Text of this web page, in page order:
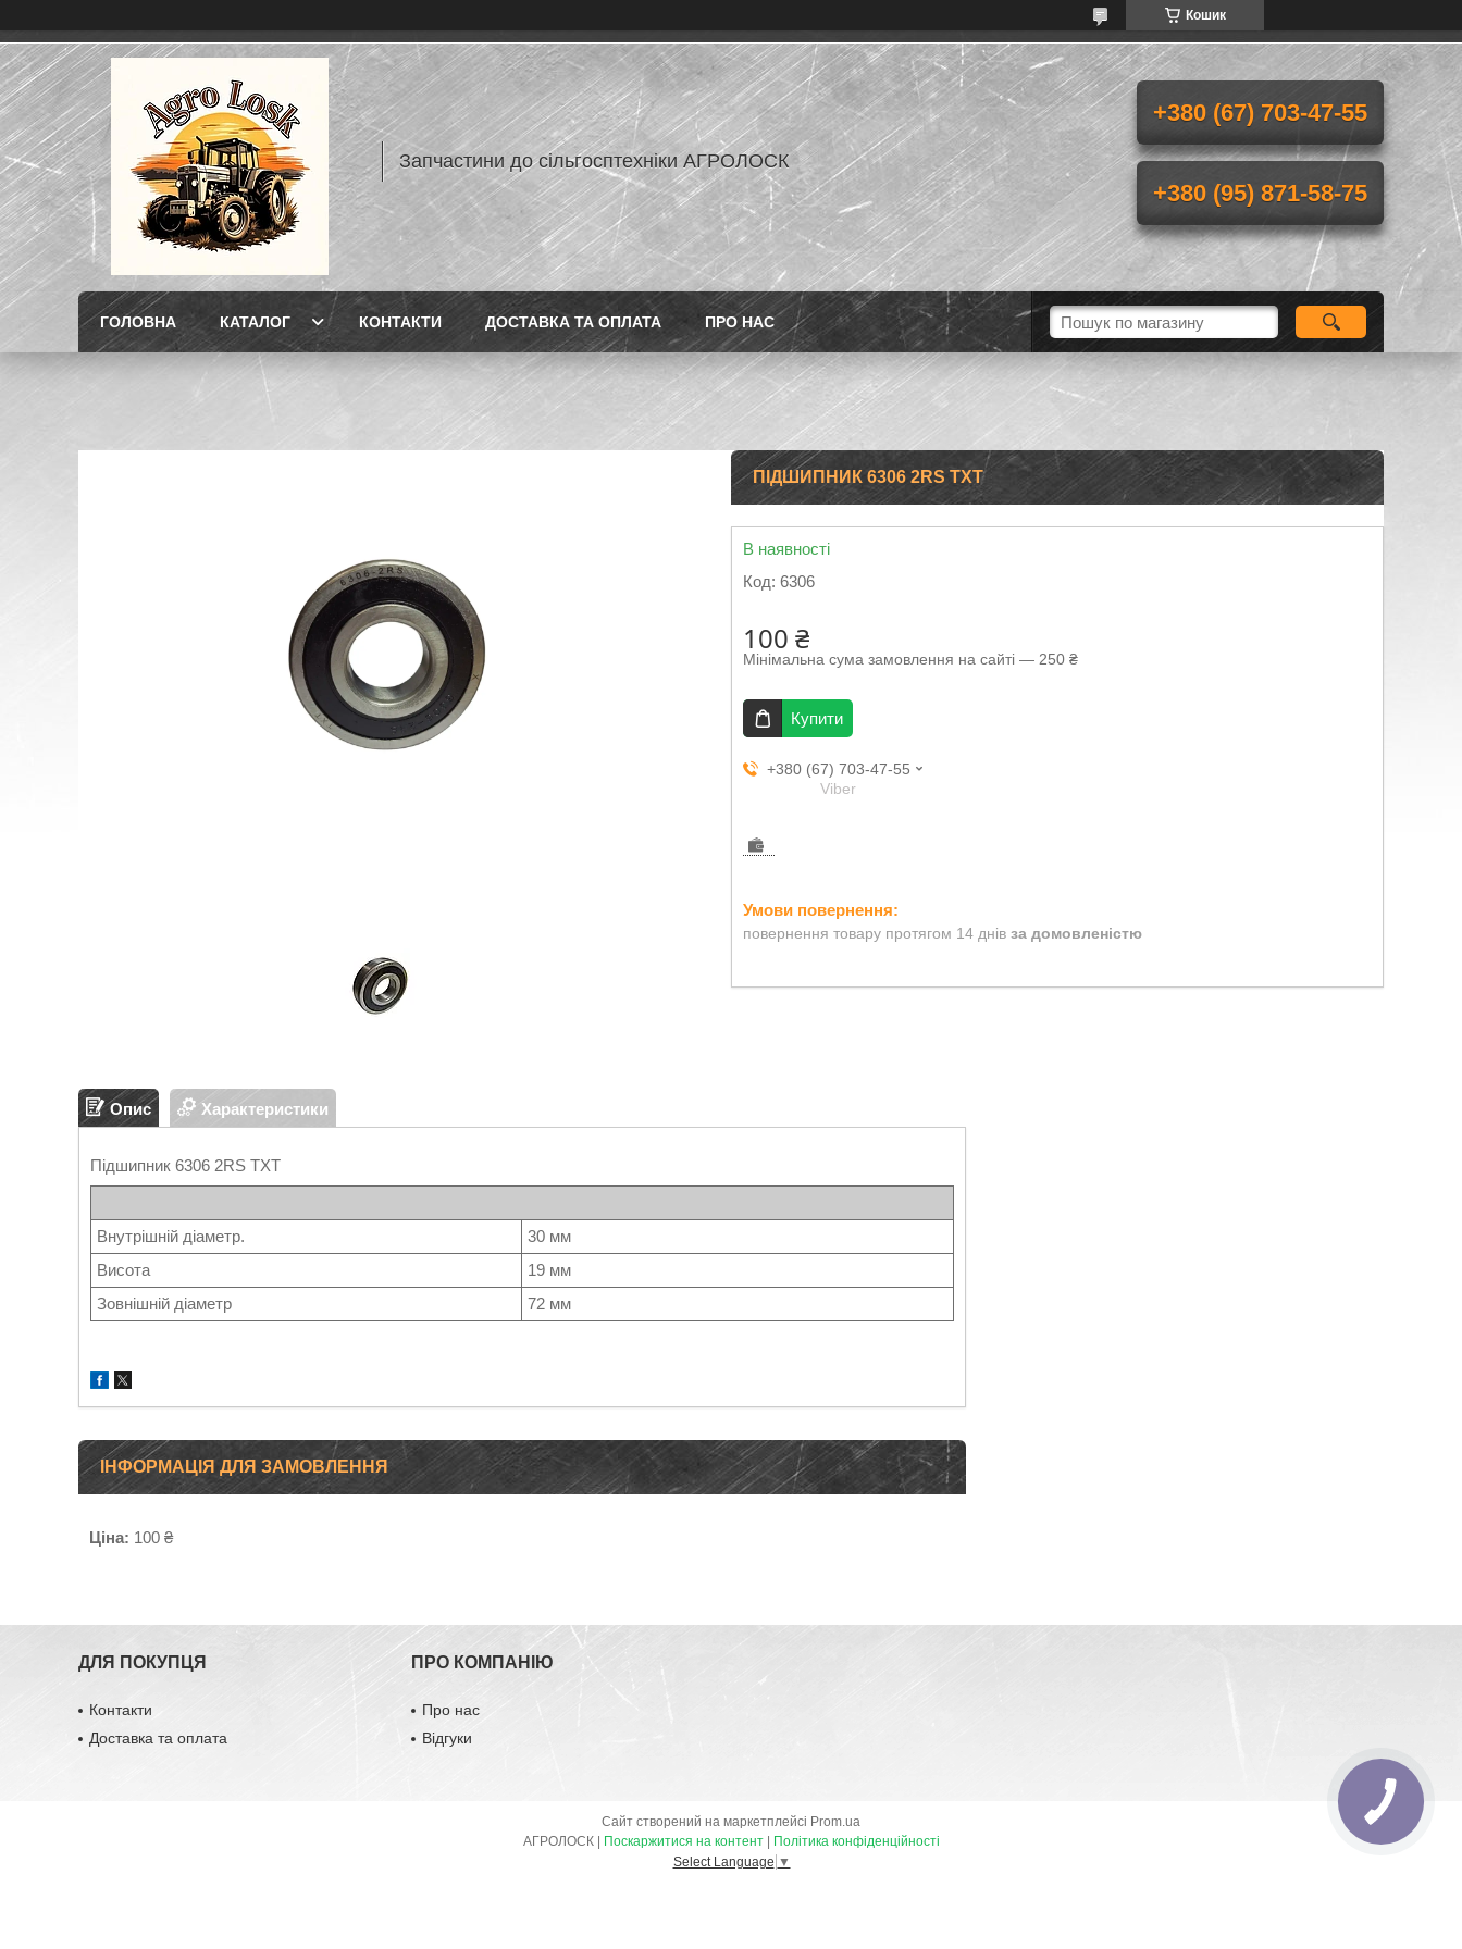
Кошик
Запчастини до сільгосптехніки АГРОЛОСК
+380 (67) 703-47-55
+380 (95) 871-58-75
ГОЛОВНА КАТАЛОГ КОНТАКТИ ДОСТАВКА ТА ОПЛАТА ПРО НАС
ПІДШИПНИК 6306 2RS TXT
В наявності
Код: 6306
100 ₴
Мінімальна сума замовлення на сайті — 250 ₴
Купити
+380 (67) 703-47-55
Viber
повернення товару протягом 14 днів за домовленістю
Опис Характеристики
Підшипник 6306 2RS TXT
Внутрішній діаметр.
30 мм
Висота
19 мм
Зовнішній діаметр
72 мм
ІНФОРМАЦІЯ ДЛЯ ЗАМОВЛЕННЯ
Ціна: 100 ₴
ДЛЯ ПОКУПЦЯ
Контакти
Доставка та оплата
ПРО КОМПАНІЮ
Про нас
Відгуки
Сайт створений на маркетплейсі Prom.ua
Поскаржитися на контент
Політика конфіденційності
Select Language ▼